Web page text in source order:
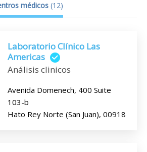
médicos (12)
Laboratorio Clínico Las
Americas
Análisis clinicos
Avenida Domenech, 400 Suite
103-b
Hato Rey Norte (San Juan), 00918